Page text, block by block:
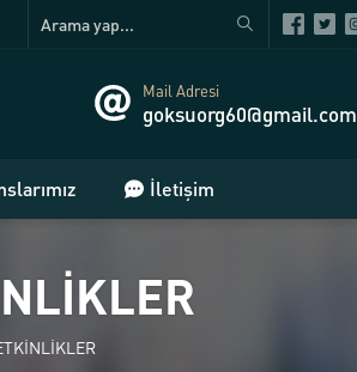
Mail Adresi
goksuorg60@gmail.com
İletişim